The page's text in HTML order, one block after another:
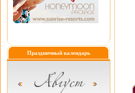
Праздничный календарь